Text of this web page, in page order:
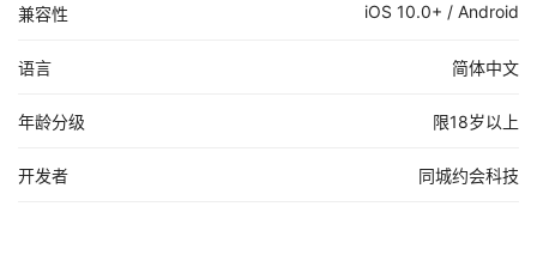
兼容性 iOS 10.0+ / Android
语言 简体中文
年龄分级 限18岁以上
开发者 同城约会科技